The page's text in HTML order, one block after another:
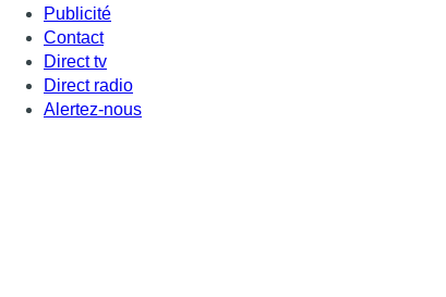
Publicité
Contact
Direct tv
Direct radio
Alertez-nous